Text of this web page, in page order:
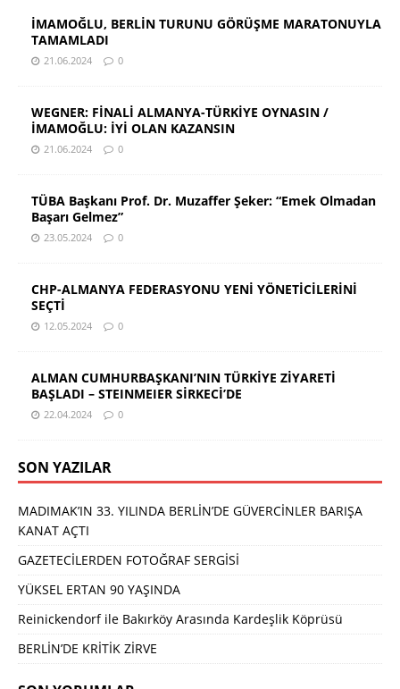
İMAMOĞLU, BERLİN TURUNU GÖRÜŞME MARATONUYLA
TAMAMLADI
21.06.2024 0
WEGNER: FİNALİ ALMANYA-TÜRKİYE OYNASIN /
İMAMOĞLU: İYİ OLAN KAZANSIN
21.06.2024 0
TÜBA Başkanı Prof. Dr. Muzaffer Şeker: “Emek Olmadan
Başarı Gelmez”
23.05.2024 0
CHP-ALMANYA FEDERASYONU YENİ YÖNETİCİLERİNİ
SEÇTİ
12.05.2024 0
ALMAN CUMHURBAŞKANI’NIN TÜRKİYE ZİYARETİ
BAŞLADI – STEINMEIER SİRKECİ’DE
22.04.2024 0
SON YAZILAR
MADIMAK’IN 33. YILINDA BERLİN’DE GÜVERCİNLER BARIŞA
KANAT AÇTI
GAZETECİLERDEN FOTOĞRAF SERGİSİ
YÜKSEL ERTAN 90 YAŞINDA
Reinickendorf ile Bakırköy Arasında Kardeşlik Köprüsü
BERLİN’DE KRİTİK ZİRVE